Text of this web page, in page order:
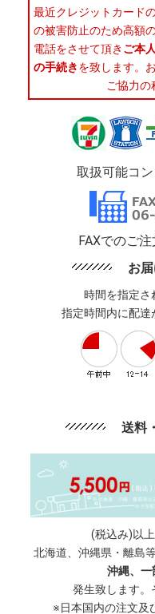
最近クレジットカード
の被害防止のため高額
電話をさせて頂き ご本
の手続きを致します。
ご協力の
取扱可能コン
FAXでのご
お
時間を指定さ
指定時間内に配達
送料
(税込み)以
北海道、沖縄県・離島
沖縄、一
発生致します。
※日本国内の注文及